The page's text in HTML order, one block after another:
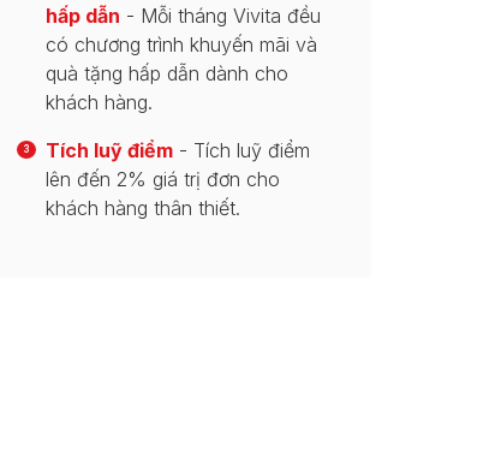
hấp dẫn - Mỗi tháng Vivita đều
có chương trình khuyến mãi và
quà tặng hấp dẫn dành cho
khách hàng.
3 Tích luỹ điểm - Tích luỹ điểm
lên đến 2% giá trị đơn cho
khách hàng thân thiết.